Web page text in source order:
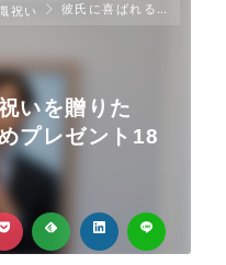
祝い 彼氏に喜ばれる就職祝いを贈りたい！外さないおすすめプレゼント18選
いを贈りた
プレゼント18